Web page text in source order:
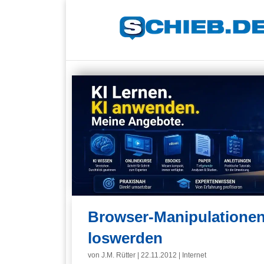
Browser-
loswerden
von J.M. Rütter 22.11.2012 Internet